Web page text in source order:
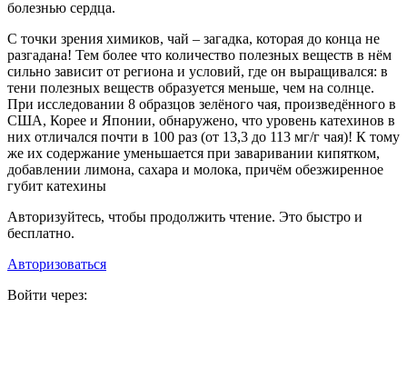
болезнью сердца.
С точки зрения химиков, чай – загадка, которая до конца не
разгадана! Тем более что количество полезных веществ в нём
сильно зависит от региона и условий, где он выращивался: в
тени полезных веществ образуется меньше, чем на солнце.
При исследовании 8 образцов зелёного чая, произведённого в
США, Корее и Японии, обнаружено, что уровень катехинов в
них отличался почти в 100 раз (от 13,3 до 113 мг/г чая)! К тому
же их содержание уменьшается при заваривании кипятком,
добавлении лимона, сахара и молока, причём обезжиренное
губит катехины
Авторизуйтесь, чтобы продолжить чтение. Это быстро и
бесплатно.
Авторизоваться
Войти через: